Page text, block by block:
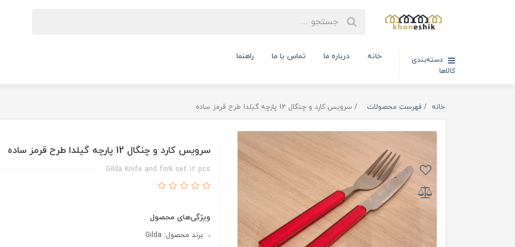
دسته‌بندی
کالاها
خانه درباره ما تماس با ما راهنما
خانه فهرست محصولات سرویس کارد و چنگال 12 پارچه گیلدا طرح قرمز ساده
سرویس کارد و چنگال 12 پارچه گیلدا طرح قرمز ساده
Gilda Knife and fork set 12 pcs
ویژگی‌های محصول
برند محصول: Gilda